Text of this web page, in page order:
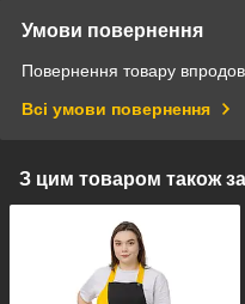
Умови повернення
Повернення товару
Всі умови повернення
З цим товаром також